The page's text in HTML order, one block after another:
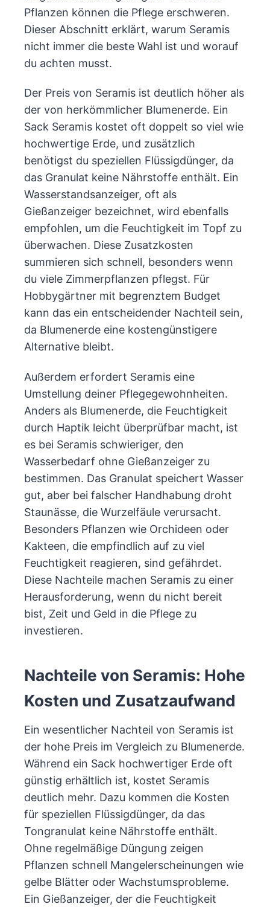
Pflanzen können die Pflege erschweren.
Dieser Abschnitt erklärt, warum Seramis
nicht immer die beste Wahl ist und worauf
du achten musst.
Der Preis von Seramis ist deutlich höher als
der von herkömmlicher Blumenerde. Ein
Sack Seramis kostet oft doppelt so viel wie
hochwertige Erde, und zusätzlich
benötigst du speziellen Flüssigdünger, da
das Granulat keine Nährstoffe enthält. Ein
Wasserstandsanzeiger, oft als
Gießanzeiger bezeichnet, wird ebenfalls
empfohlen, um die Feuchtigkeit im Topf zu
überwachen. Diese Zusatzkosten
summieren sich schnell, besonders wenn
du viele Zimmerpflanzen pflegst. Für
Hobbygärtner mit begrenztem Budget
kann das ein entscheidender Nachteil sein,
da Blumenerde eine kostengünstigere
Alternative bleibt.
Außerdem erfordert Seramis eine
Umstellung deiner Pflegegewohnheiten.
Anders als Blumenerde, die Feuchtigkeit
durch Haptik leicht überprüfbar macht, ist
es bei Seramis schwieriger, den
Wasserbedarf ohne Gießanzeiger zu
bestimmen. Das Granulat speichert Wasser
gut, aber bei falscher Handhabung droht
Staunässe, die Wurzelfäule verursacht.
Besonders Pflanzen wie Orchideen oder
Kakteen, die empfindlich auf zu viel
Feuchtigkeit reagieren, sind gefährdet.
Diese Nachteile machen Seramis zu einer
Herausforderung, wenn du nicht bereit
bist, Zeit und Geld in die Pflege zu
investieren.
Nachteile von Seramis: Hohe
Kosten und Zusatzaufwand
Ein wesentlicher Nachteil von Seramis ist
der hohe Preis im Vergleich zu Blumenerde.
Während ein Sack hochwertiger Erde oft
günstig erhältlich ist, kostet Seramis
deutlich mehr. Dazu kommen die Kosten
für speziellen Flüssigdünger, da das
Tongranulat keine Nährstoffe enthält.
Ohne regelmäßige Düngung zeigen
Pflanzen schnell Mangelerscheinungen wie
gelbe Blätter oder Wachstumsprobleme.
Ein Gießanzeiger, der die Feuchtigkeit